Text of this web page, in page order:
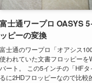
富士通ワープロ OASYS
ッピーの変換
富士通のワープロ「オアシス
使われていた文書フロッピーを
バート。 この5インチの「HF
るに2HDフロッピーなので比較